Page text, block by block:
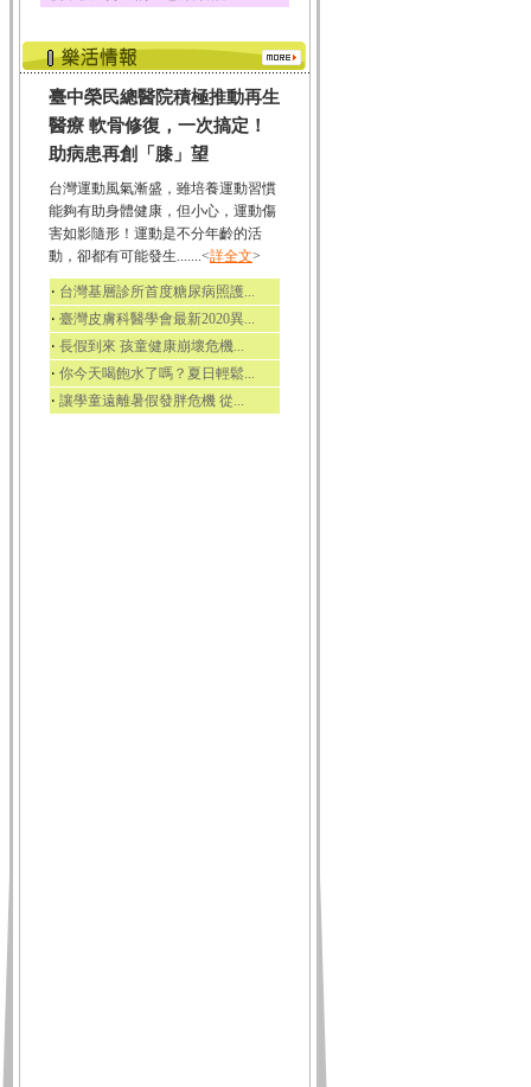
臺中榮民總醫院積極推動再生
醫療 軟骨修復，一次搞定！
助病患再創「膝」望
台灣運動風氣漸盛，雖培養運動習慣
能夠有助身體健康，但小心，運動傷
害如影隨形！運動是不分年齡的活
動，卻都有可能發生.......<詳全文>
‧ 台灣基層診所首度糖尿病照護...
‧ 臺灣皮膚科醫學會最新2020異...
‧ 長假到來 孩童健康崩壞危機...
‧ 你今天喝飽水了嗎？夏日輕鬆...
‧ 讓學童遠離暑假發胖危機 從...